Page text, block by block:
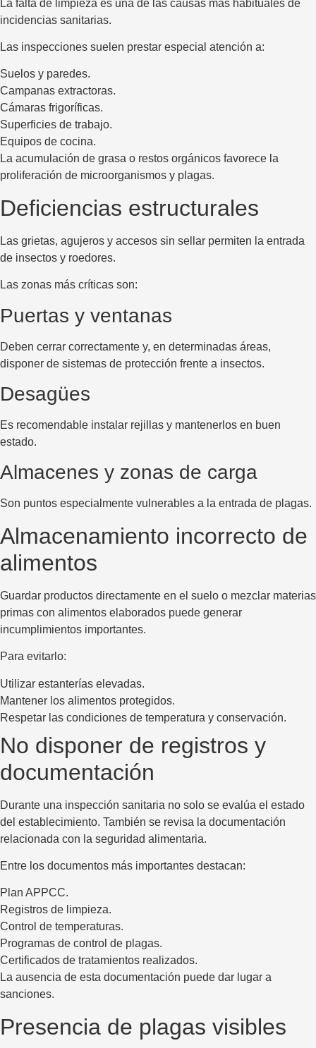
La falta de limpieza es una de las causas más habituales de
incidencias sanitarias.
Las inspecciones suelen prestar especial atención a:
Suelos y paredes.
Campanas extractoras.
Cámaras frigoríficas.
Superficies de trabajo.
Equipos de cocina.
La acumulación de grasa o restos orgánicos favorece la
proliferación de microorganismos y plagas.
Deficiencias estructurales
Las grietas, agujeros y accesos sin sellar permiten la entrada
de insectos y roedores.
Las zonas más críticas son:
Puertas y ventanas
Deben cerrar correctamente y, en determinadas áreas,
disponer de sistemas de protección frente a insectos.
Desagües
Es recomendable instalar rejillas y mantenerlos en buen
estado.
Almacenes y zonas de carga
Son puntos especialmente vulnerables a la entrada de plagas.
Almacenamiento incorrecto de
alimentos
Guardar productos directamente en el suelo o mezclar materias
primas con alimentos elaborados puede generar
incumplimientos importantes.
Para evitarlo:
Utilizar estanterías elevadas.
Mantener los alimentos protegidos.
Respetar las condiciones de temperatura y conservación.
No disponer de registros y
documentación
Durante una inspección sanitaria no solo se evalúa el estado
del establecimiento. También se revisa la documentación
relacionada con la seguridad alimentaria.
Entre los documentos más importantes destacan:
Plan APPCC.
Registros de limpieza.
Control de temperaturas.
Programas de control de plagas.
Certificados de tratamientos realizados.
La ausencia de esta documentación puede dar lugar a
sanciones.
Presencia de plagas visibles